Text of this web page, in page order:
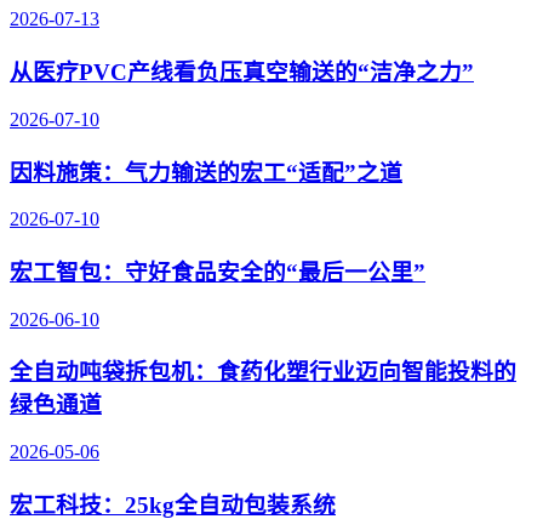
2026-07-13
从医疗PVC产线看负压真空输送的“洁净之力”
2026-07-10
因料施策：气力输送的宏工“适配”之道
2026-07-10
宏工智包：守好食品安全的“最后一公里”
2026-06-10
全自动吨袋拆包机：食药化塑行业迈向智能投料的
绿色通道
2026-05-06
宏工科技：25kg全自动包装系统